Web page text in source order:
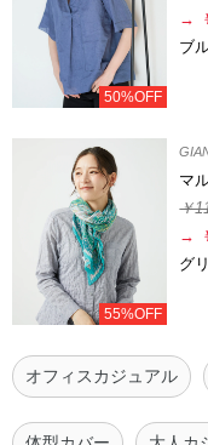
50%OFF
→
ブ
55%OFF
マ
￥
→
グ
オフィスカジュアル